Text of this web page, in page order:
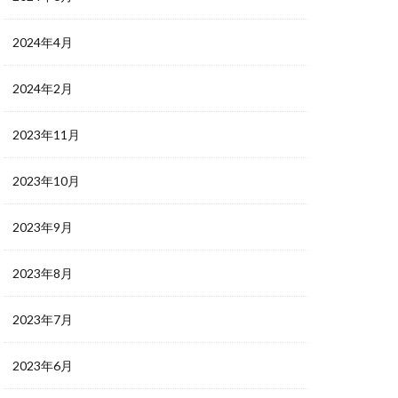
2024年4月
2024年2月
2023年11月
2023年10月
2023年9月
2023年8月
2023年7月
2023年6月